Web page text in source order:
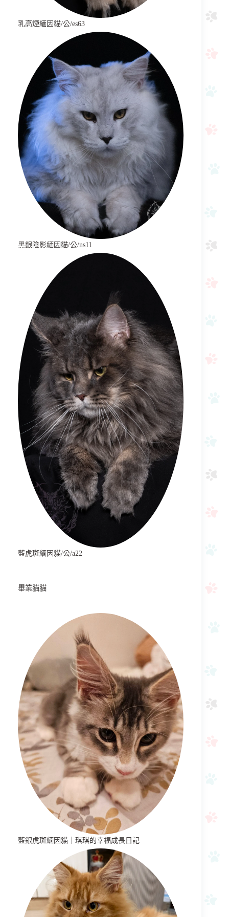
乳高煙緬因貓/公/es63
黑銀陰影緬因貓/公/ns11
藍虎斑緬因貓/公/a22
畢業貓貓
藍銀虎斑緬因貓｜琪琪的幸福成長日記